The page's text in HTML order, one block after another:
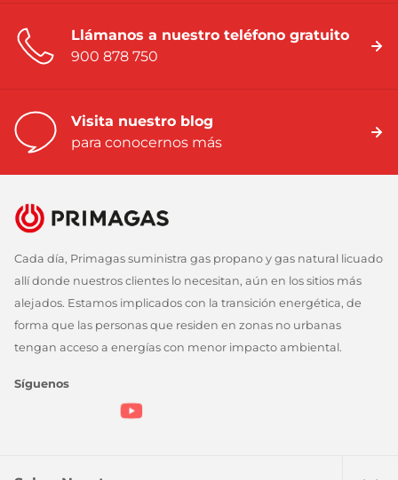
Llámanos a nuestro teléfono gratuito
900 878 750
Visita nuestro blog
para conocernos más
Cada día, Primagas suministra gas propano y gas natural licuado
allí donde nuestros clientes lo necesitan, aún en los sitios más
alejados. Estamos implicados con la transición energética, de
forma que las personas que residen en zonas no urbanas
tengan acceso a energías con menor impacto ambiental.
Síguenos